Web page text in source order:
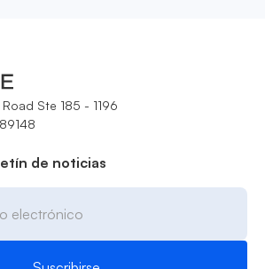
Ste 185 - 1196
de noticias